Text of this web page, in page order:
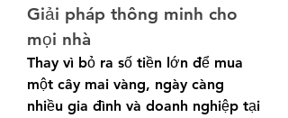
Giải pháp thông minh cho
mọi nhà
Thay vì bỏ ra số tiền lớn để mua
một cây mai vàng, ngày càng
nhiều gia đình và doanh nghiệp tại